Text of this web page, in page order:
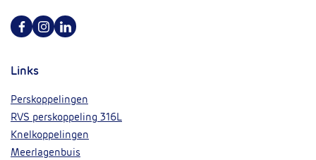
Volg ons op Facebook
Volg ons op Instagram
Volg ons op Linkedin
Links
Perskoppelingen
RVS perskoppeling 316L
Knelkoppelingen
Meerlagenbuis